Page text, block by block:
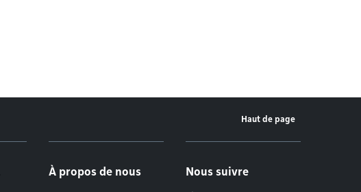
Haut de page
À propos de nous Nous suivre